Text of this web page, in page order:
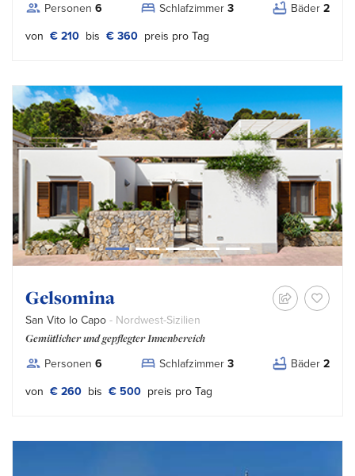
Personen 6 Schlafzimmer 3 Bäder 2
von € 210 bis € 360 preis pro Tag
Gelsomina
San Vito lo Capo - Nordwest-Sizilien
Gemütlicher und gepflegter Innenbereich
Personen 6 Schlafzimmer 3 Bäder 2
von € 260 bis € 500 preis pro Tag